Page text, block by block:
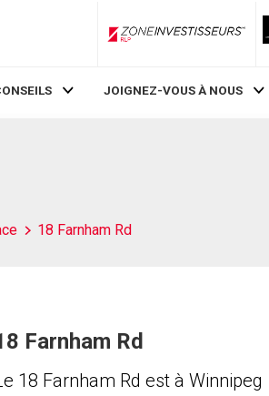
JOIGNEZ-VOUS À NOUS
18 Farnham Rd
Farnham Rd
18 Farnham Rd est à Winnipeg